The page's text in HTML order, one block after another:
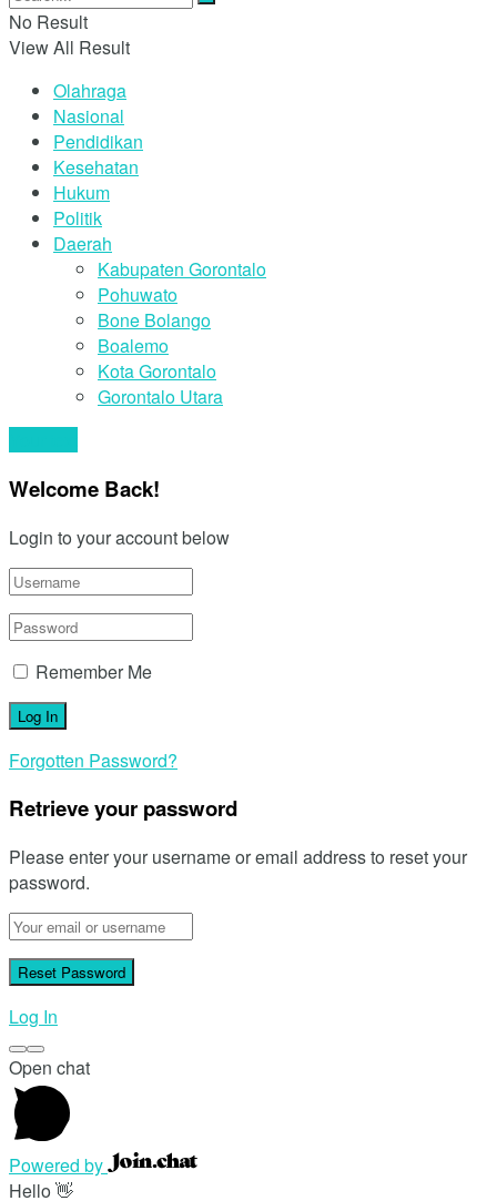
No Result
View All Result
Olahraga
Nasional
Pendidikan
Kesehatan
Hukum
Politik
Daerah
Kabupaten Gorontalo
Pohuwato
Bone Bolango
Boalemo
Kota Gorontalo
Gorontalo Utara
Welcome Back!
Login to your account below
Remember Me
Forgotten Password?
Retrieve your password
Please enter your username or email address to reset your
password.
Log In
Open chat
Powered by
Hello 👋